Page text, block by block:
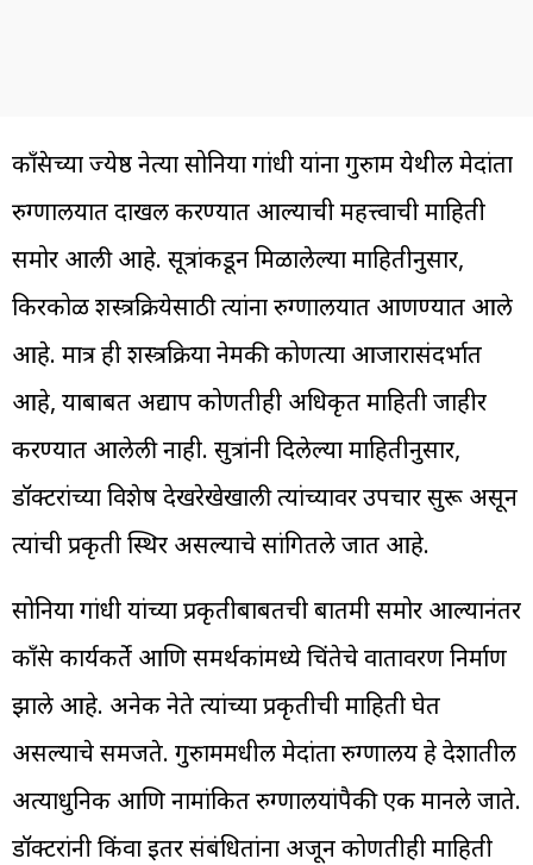
काँग्रेसच्या ज्येष्ठ नेत्या सोनिया गांधी यांना गुरुग्राम येथील मेदांता
रुग्णालयात दाखल करण्यात आल्याची महत्त्वाची माहिती
समोर आली आहे. सूत्रांकडून मिळालेल्या माहितीनुसार,
किरकोळ शस्त्रक्रियेसाठी त्यांना रुग्णालयात आणण्यात आले
आहे. मात्र ही शस्त्रक्रिया नेमकी कोणत्या आजारासंदर्भात
आहे, याबाबत अद्याप कोणतीही अधिकृत माहिती जाहीर
करण्यात आलेली नाही. सुत्रांनी दिलेल्या माहितीनुसार,
डॉक्टरांच्या विशेष देखरेखेखाली त्यांच्यावर उपचार सुरू असून
त्यांची प्रकृती स्थिर असल्याचे सांगितले जात आहे.
सोनिया गांधी यांच्या प्रकृतीबाबतची बातमी समोर आल्यानंतर
काँग्रेस कार्यकर्ते आणि समर्थकांमध्ये चिंतेचे वातावरण निर्माण
झाले आहे. अनेक नेते त्यांच्या प्रकृतीची माहिती घेत
असल्याचे समजते. गुरुग्राममधील मेदांता रुग्णालय हे देशातील
अत्याधुनिक आणि नामांकित रुग्णालयांपैकी एक मानले जाते.
डॉक्टरांनी किंवा इतर संबंधितांना अजून कोणतीही माहिती